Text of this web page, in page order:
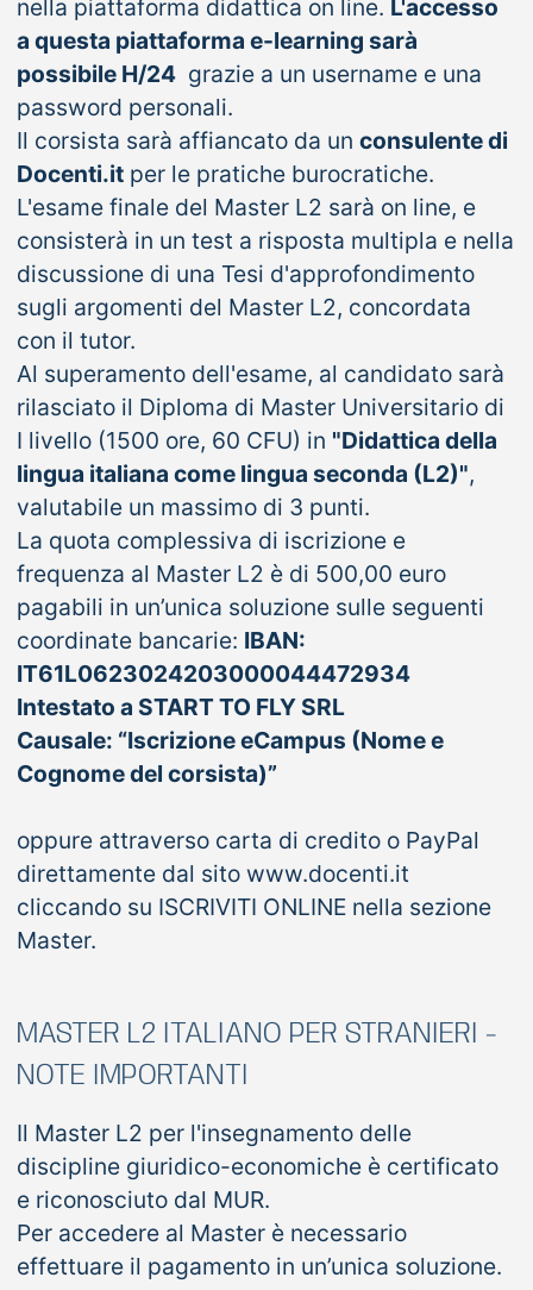
nella piattaforma didattica on line. L'accesso
a questa piattaforma e-learning sarà
possibile H/24 grazie a un username e una
password personali.
Il corsista sarà affiancato da unconsulente di
Docenti.it per le pratiche burocratiche.
L'esame finale del Master L2 sarà on line, e
consisterà in un test a risposta multipla e nella
discussione di una Tesi d'approfondimento
sugli argomenti del Master L2, concordata
con il tutor.
Al superamento dell'esame, al candidato sarà
rilasciato il Diploma di Master Universitario di
I livello (1500 ore, 60 CFU) in "Didattica della
lingua italiana come lingua seconda (L2)",
valutabile un massimo di 3 punti.
La quota complessiva di iscrizione e
frequenza al Master L2 è di 500,00 euro
pagabili in un’unica soluzione sulle seguenti
coordinate bancarie: IBAN:
IT61L0623024203000044472934
Intestato a START TO FLY SRL
Causale: “Iscrizione eCampus (Nome e
Cognome del corsista)”
oppure attraverso carta di credito o PayPal
direttamente dal sito www.docenti.it
cliccando su ISCRIVITI ONLINE nella sezione
Master.
MASTER L2 ITALIANO PER STRANIERI -
NOTE IMPORTANTI
Il Master L2 per l'insegnamento delle
discipline giuridico-economiche è certificato
e riconosciuto dal MUR.
Per accedere al Master è necessario
effettuare il pagamento in un’unica soluzione.